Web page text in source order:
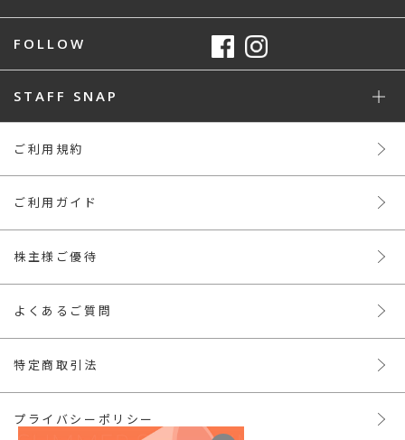
FOLLOW
STAFF SNAP
ご利用規約
ご利用ガイド
株主様ご優待
よくあるご質問
特定商取引法
プライバシーポリシー